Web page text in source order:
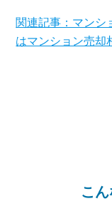
東
関連記事：マンシ
はマンション売却
こ